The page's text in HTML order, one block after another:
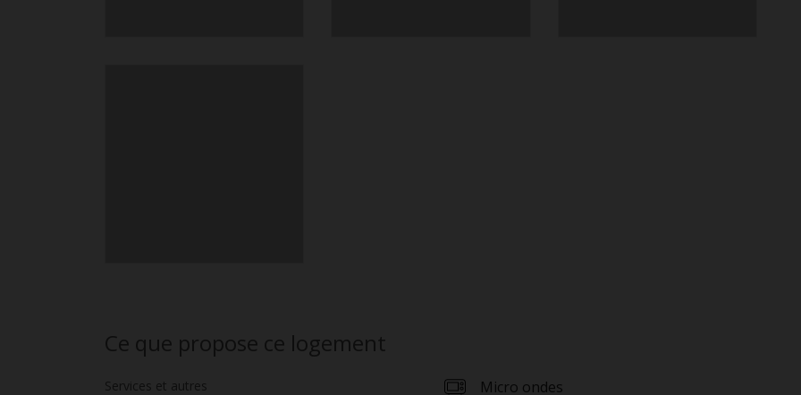
Ce que propose ce logement
Services et autres Micro ondes